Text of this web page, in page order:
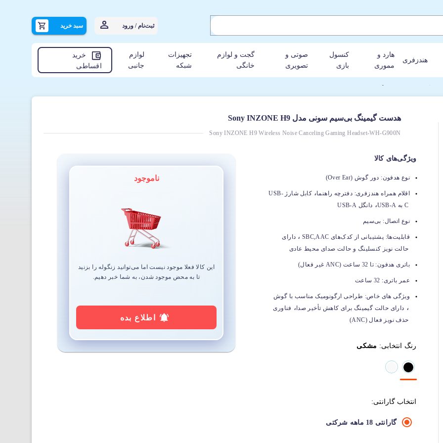
ثبت‌نام / ورود سبد خرید
هندزفری
هارد و
مموری
کنسول
بازی
صوتی و
تصویری
گجت و لوازم
خانگی
تجهیزات
شبکه
لوازم
جانبی
خرید
اقساطی
هدست گیمینگ بی‌سیم سونی مدل Sony INZONE H9
Sony INZONE H9 Wireless Noise Canceling Gaming Headset-WH-G900N
ویژگی‌های کالا
نوع هدفون: دور گوش (Over Ear)
اقلام همراه هندزفری: دفترچه راهنما،
کابل شارژ USB-
C به USB-A
، دانگل USB-A
نوع اتصال: بی‌سیم
قابلیت‌ها: پشتیبانی از کدک‌های SBC,AAC ، دارای
حالت نویز کنسلینگ و حالت صدای محیط عادی
باتری هدفون: تا 32 ساعت (ANC غیر فعال)
عمر باتری: 32 ساعت
ویژگی های خاص: طراحی ارگونومیک مناسب با گوش
، دارای حالت گیمینگ برای کاهش تأخیر صدا ، فناوری
حذف نویز فعال (ANC)
رنگ انتخابی: مشکی
انتخاب گارانتی:
گارانتی 18 ماهه شرکتی
ناموجود
این کالا فعلا موجود نیست اما می‌توانید زنگوله را بزنید
تا به محض موجود شدن، به شما خبر دهیم.
اطلاع بده